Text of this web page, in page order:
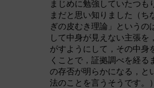
まじめに勉強していたつも
まだと思い知りました（ち
ぎの皮むき理論」というの
して中身が見えない主張を
がすようにして，その中身
くことで，証拠調べを経る
の存否が明らかになる，と
法のことを言うそうです。